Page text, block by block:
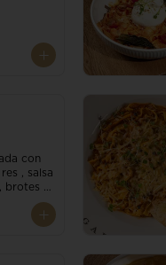
con
, salsa
brotes